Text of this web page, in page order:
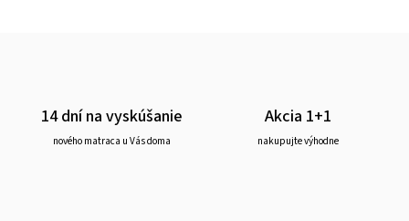
14 dní na vyskúšanie
nového matraca u Vás doma
Akcia 1+1
nakupujte výhodne